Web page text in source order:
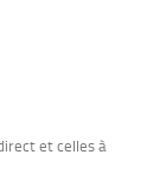
et celles à